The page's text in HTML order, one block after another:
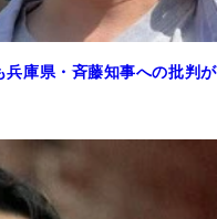
庫県・斉藤知事への批判が